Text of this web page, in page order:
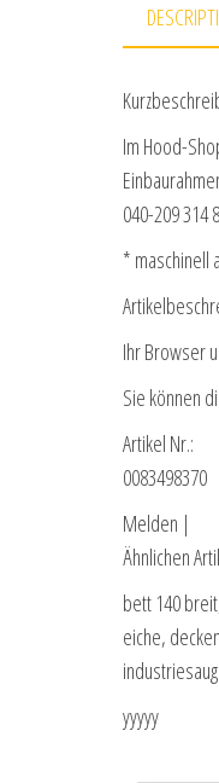
Im Hood-
040-209 314
* maschinell
Ihr Browser
Sie können
Artikel Nr.:
0083498370
Melden |
Ähnlichen
bett 140
eiche,
yyyyy